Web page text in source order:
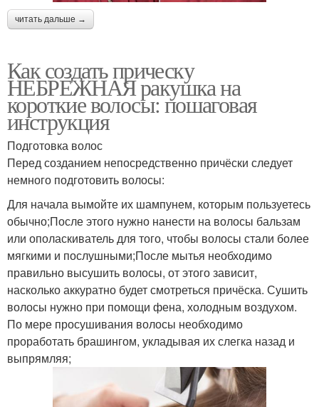
читать дальше →
Как создать прическу
НЕБРЕЖНАЯ ракушка на
короткие волосы: пошаговая
инструкция
Подготовка волос
Перед созданием непосредственно причёски следует
немного подготовить волосы:
Для начала вымойте их шампунем, которым пользуетесь
обычно;После этого нужно нанести на волосы бальзам
или ополаскиватель для того, чтобы волосы стали более
мягкими и послушными;После мытья необходимо
правильно высушить волосы, от этого зависит,
насколько аккуратно будет смотреться причёска. Сушить
волосы нужно при помощи фена, холодным воздухом.
По мере просушивания волосы необходимо
проработать брашингом, укладывая их слегка назад и
выпрямляя;